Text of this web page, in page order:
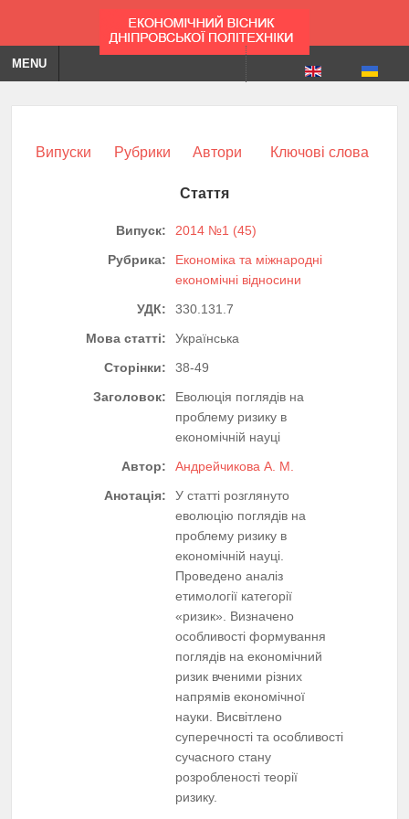
MENU
Випуски Рубрики Автори Ключові слова
Стаття
Випуск:
2014 №1 (45)
Рубрика:
Економіка та міжнародні
економічні відносини
УДК:
330.131.7
Мова статті:
Українська
Сторінки:
38-49
Заголовок:
Еволюція поглядів на
проблему ризику в
економічній науці
Автор:
Андрейчикова А. М.
Анотація:
У статті розглянуто
еволюцію поглядів на
проблему ризику в
економічній науці.
Проведено аналіз
етимології категорії
«ризик». Визначено
особливості формування
поглядів на економічний
ризик вченими різних
напрямів економічної
науки. Висвітлено
суперечності та особливості
сучасного стану
розробленості теорії
ризику.